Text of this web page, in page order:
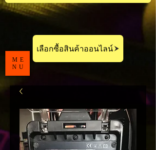
เลือกซื้อสินค้าออนไลน์
ME
NU